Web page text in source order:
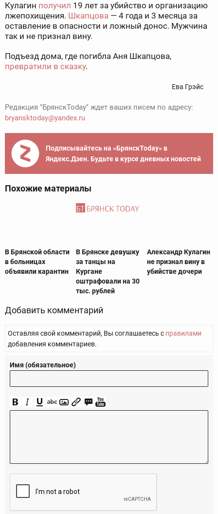
Кулагин получил 19 лет за убийство и организацию
лжепохищения. Шкапцова — 4 года и 3 месяца за
оставление в опасности и ложный донос. Мужчина
так и не признал вину.
Подъезд дома, где погибла Аня Шкапцова,
превратили в сказку.
Ева Грэйс
Редакция "БрянскToday" ждет ваших писем по адресу:
bryansktoday@yandex.ru
Подписывайтесь на «БрянскToday» в
Яндекс.Дзен. Будьте в курсе дневных новостей
Похожие материалы
В Брянской области
в больницах
объявили карантин
В Брянске девушку
за танцы на
Кургане
оштрафовали на 30
тыс. рублей
Александр Кулагин
не признал вину в
убийстве дочери
Добавить комментарий
Оставляя свой комментарий, Вы соглашаетесь с правилами
добавления комментариев.
Имя (обязательное)